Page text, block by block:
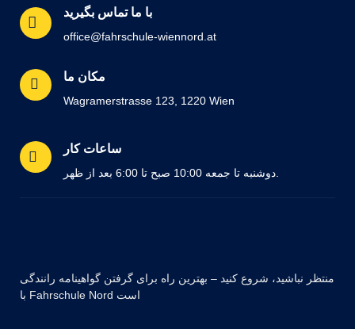
با ما تماس بگیرید
office@fahrschule-wiennord.at
مکان ما
Wagramerstrasse 123, 1220 Wien
ساعات کار
منتظر نباشید، شروع کنید – بهترین راه برای گرفتن گواهینامه رانندگی
با Fahrschule Nord است